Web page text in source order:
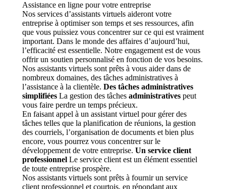
Assistance en ligne pour votre entreprise
Nos services d’assistants virtuels aideront votre
entreprise à optimiser son temps et ses ressources, afin
que vous puissiez vous concentrer sur ce qui est vraiment
important. Dans le monde des affaires d’aujourd’hui,
l’efficacité est essentielle. Notre engagement est de vous
offrir un soutien personnalisé en fonction de vos besoins.
Nos assistants virtuels sont prêts à vous aider dans de
nombreux domaines, des tâches administratives à
l’assistance à la clientèle. Des tâches administratives
simplifiées La gestion des tâches administratives peut
vous faire perdre un temps précieux.
En faisant appel à un assistant virtuel pour gérer des
tâches telles que la planification de réunions, la gestion
des courriels, l’organisation de documents et bien plus
encore, vous pourrez vous concentrer sur le
développement de votre entreprise. Un service client
professionnel Le service client est un élément essentiel
de toute entreprise prospère.
Nos assistants virtuels sont prêts à fournir un service
client professionnel et courtois, en répondant aux